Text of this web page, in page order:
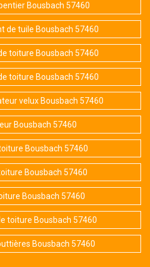
Bousbach 57460
de tuile Bousbach 57460
toiture Bousbach 57460
toiture Bousbach 57460
velux Bousbach 57460
Bousbach 57460
Bousbach 57460
Bousbach 57460
Bousbach 57460
toiture Bousbach 57460
Bousbach 57460